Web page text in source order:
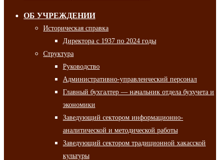
ОБ УЧРЕЖДЕНИИ
Историческая справка
Директора с 1937 по 2024 годы
Структура
Руководство
Административно-управленческий персонал
Главный бухгалтер — начальник отдела бухучета и
экономики
Заведующий сектором информационно-
аналитической и методической работы
Заведующий сектором традиционной хакасской
культуры